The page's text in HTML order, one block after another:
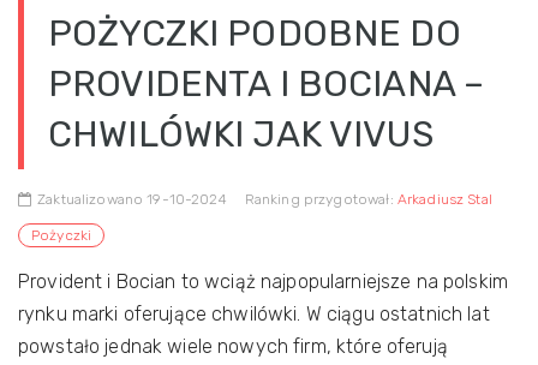
POŻYCZKI PODOBNE DO
PROVIDENTA I BOCIANA –
CHWILÓWKI JAK VIVUS
Zaktualizowano 19-10-2024 Ranking przygotował: Arkadiusz Stal
Pożyczki
Provident i Bocian to wciąż najpopularniejsze na polskim
rynku marki oferujące chwilówki. W ciągu ostatnich lat
powstało jednak wiele nowych firm, które oferują